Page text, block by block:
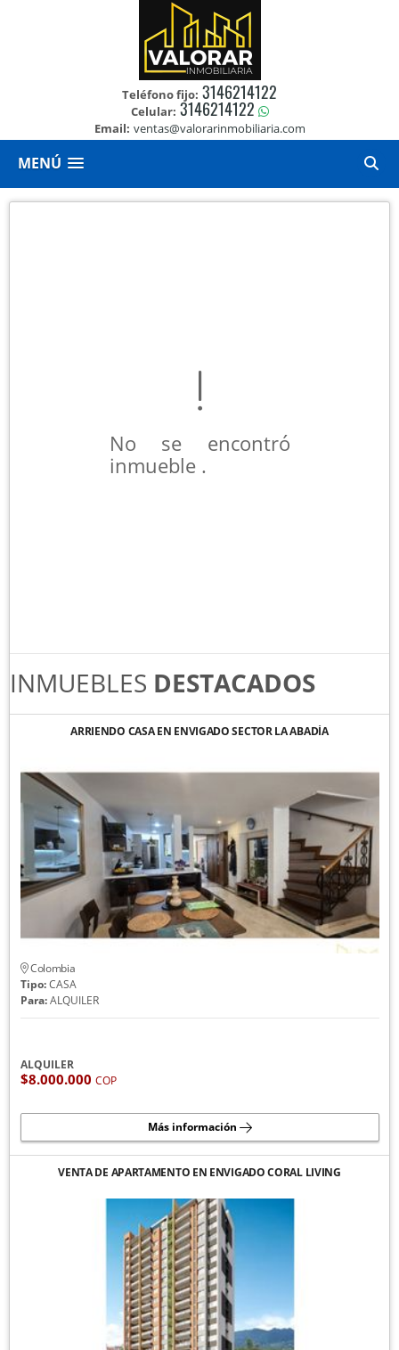
Teléfono fijo: 3146214122
Celular: 3146214122
Email: ventas@valorarinmobiliaria.com
MENÚ
No se encontró
inmueble .
INMUEBLES DESTACADOS
ARRIENDO CASA EN ENVIGADO SECTOR LA ABADÍA
Colombia
Tipo:CASA
Para:ALQUILER
ALQUILER
$8.000.000 COP
Más información
VENTA DE APARTAMENTO EN ENVIGADO CORAL LIVING